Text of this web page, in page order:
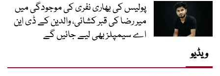
پولیس کی بھاری نفری کی موجودگی میں
میر رضا کی قبر کشائی، والدین کے ڈی این
اے سیمپلز بھی لیے جائیں گے
ویڈیو